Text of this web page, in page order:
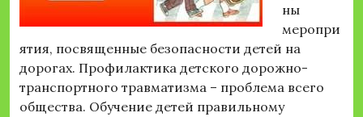
ны
меропри
ятия, посвященные безопасности детей на
дорогах. Профилактика детского дорожно-
транспортного травматизма – проблема всего
общества. Обучение детей правильному